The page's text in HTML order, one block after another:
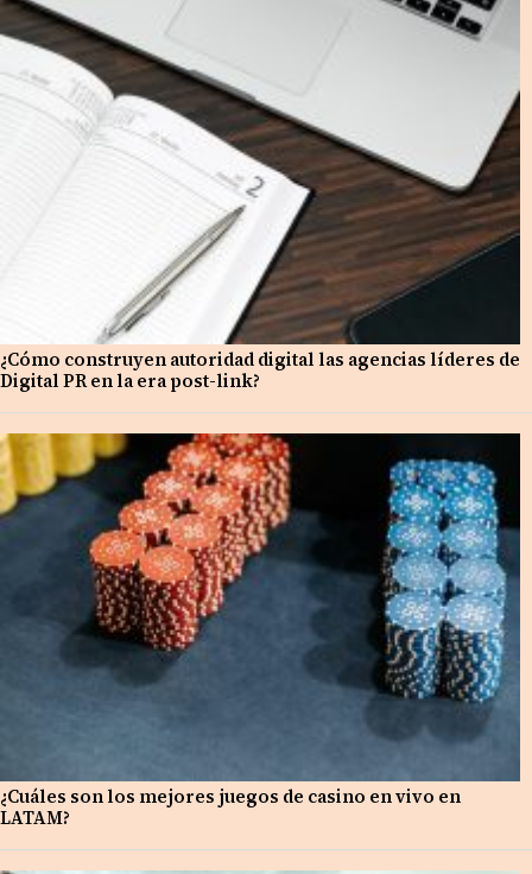
¿Cómo construyen autoridad digital las agencias líderes de
Digital PR en la era post-link?
¿Cuáles son los mejores juegos de casino en vivo en
LATAM?